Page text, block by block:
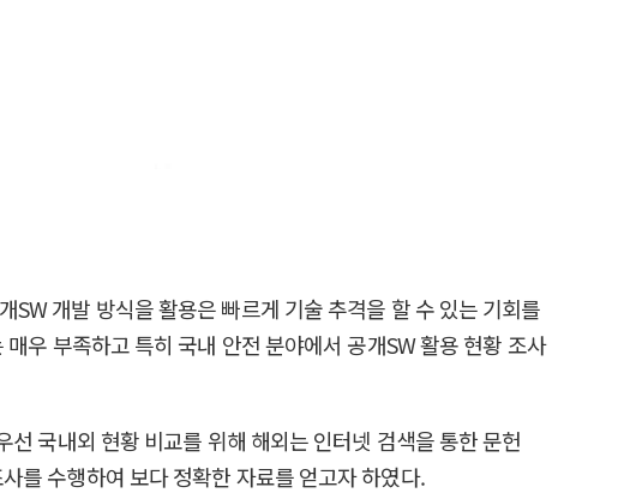
개발 방식을 활용은 빠르게 기술 추격을 할 수 있는 기회를
우 부족하고 특히 국내 안전 분야에서 공개SW 활용 현황 조사
국내외 현황 비교를 위해 해외는 인터넷 검색을 통한 문헌
를 수행하여 보다 정확한 자료를 얻고자 하였다.